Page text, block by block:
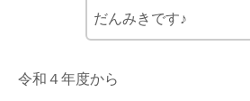
だんみきです♪
令和４年度から